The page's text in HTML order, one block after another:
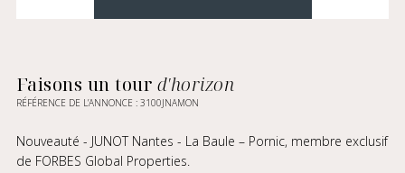
Faisons un tour d'horizon
RÉFÉRENCE DE L’ANNONCE : 3100JNAMON
Nouveauté - JUNOT Nantes - La Baule – Pornic, membre exclusif
de FORBES Global Properties.